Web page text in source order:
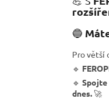
🔵
Pro větší
🔹
🔹
dnes. 🚀